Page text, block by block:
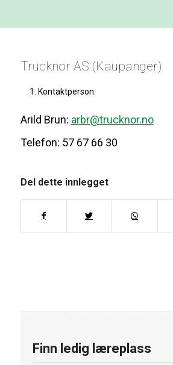
Trucknor AS (Kaupanger)
Kontaktperson:
Arild Brun: arbr@trucknor.no
Telefon: 57 67 66 30
Del dette innlegget
Finn ledig læreplass